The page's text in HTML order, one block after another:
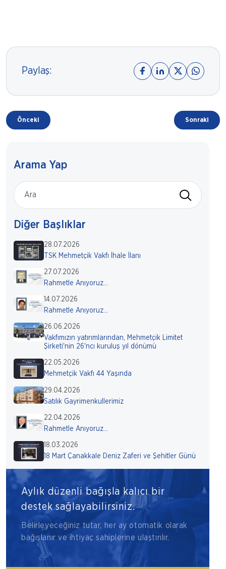
Paylaş:
Önceki Sonraki
Arama Yap
Diğer Başlıklar
28.07.2026
TSK Mehmetçik Vakfı İhale İlanı
27.07.2026
Rahmetle Anıyoruz...
14.07.2026
Rahmetle Anıyoruz...
26.06.2026
Vakfımızın yatırımlarından, Mehmetçik Limitet
Şirketi'nin 26'ncı kuruluş yıl dönümü
22.05.2026
Mehmetçik Vakfı 44 Yaşında
29.04.2026
Satılık Gayrimenkullerimiz
22.04.2026
Rahmetle Anıyoruz...
18.03.2026
18 Mart Çanakkale Deniz Zaferi ve Şehitler Günü
Aylık düzenli bağışla kalıcı bir
destek sağlayabilirsiniz.
Belirleyeceğiniz tutar, her ay otomatik olarak
bağışlanır ve ihtiyaç sahiplerine ulaştırılır.